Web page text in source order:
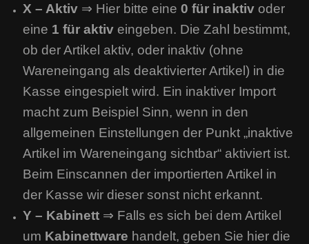
X – Aktiv ⇒ Hier bitte eine 0 für inaktiv oder
eine 1 für aktiv eingeben. Die Zahl bestimmt,
ob der Artikel aktiv, oder inaktiv (ohne
Wareneingang als deaktivierter Artikel) in die
Kasse eingespielt wird. Ein inaktiver Import
macht zum Beispiel Sinn, wenn in den
allgemeinen Einstellungen der Punkt „inaktive
Artikel im Wareneingang sichtbar“ aktiviert ist.
Beim Einscannen der importierten Artikel in
der Kasse wir dieser sonst nicht erkannt.
Y – Kabinett ⇒ Falls es sich bei dem Artikel
um Kabinettware handelt, geben Sie hier die